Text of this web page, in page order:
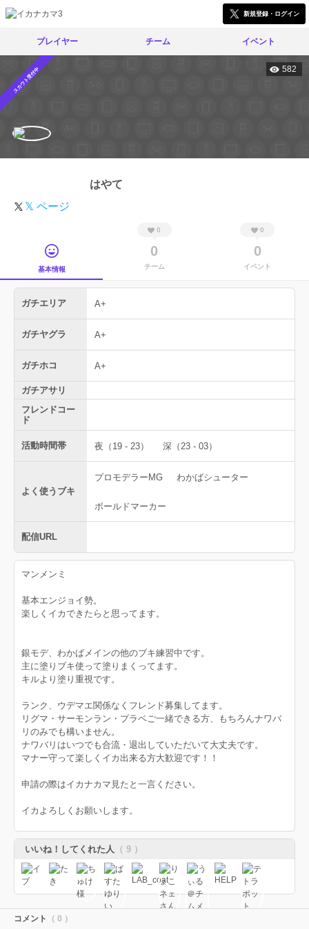
新規登録・ログイン
プレイヤー チーム イベント
スカウト受付中 582
はやて
𝕏 ページ
基本情報
0
0
チーム
0
0
イベント
ガチエリア A+
ガチヤグラ A+
ガチホコ A+
ガチアサリ
フレンドコー
ド
活動時間帯 夜（19 - 23） 深（23 - 03）
よく使うブキ
プロモデラーMG わかばシューター
ボールドマーカー
配信URL
マンメンミ
基本エンジョイ勢。
楽しくイカできたらと思ってます。
銀モデ、わかばメインの他のブキ練習中です。
主に塗りブキ使って塗りまくってます。
キルより塗り重視です。
ランク、ウデマエ関係なくフレンド募集してます。
リグマ・サーモンラン・プラベご一緒できる方、もちろんナワバ
リのみでも構いません。
ナワバリはいつでも合流・退出していただいて大丈夫です。
マナー守って楽しくイカ出来る方大歓迎です！！
申請の際はイカナカマ見たと一言ください。
イカよろしくお願いします。
いいね！してくれた人 （ 9 ）
コメント （ 0 ）